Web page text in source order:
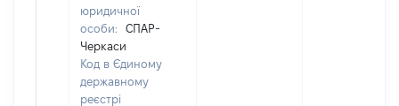
юридичної
особи:
СПАР-
Черкаси
Код в Єдиному
державному
реєстрі